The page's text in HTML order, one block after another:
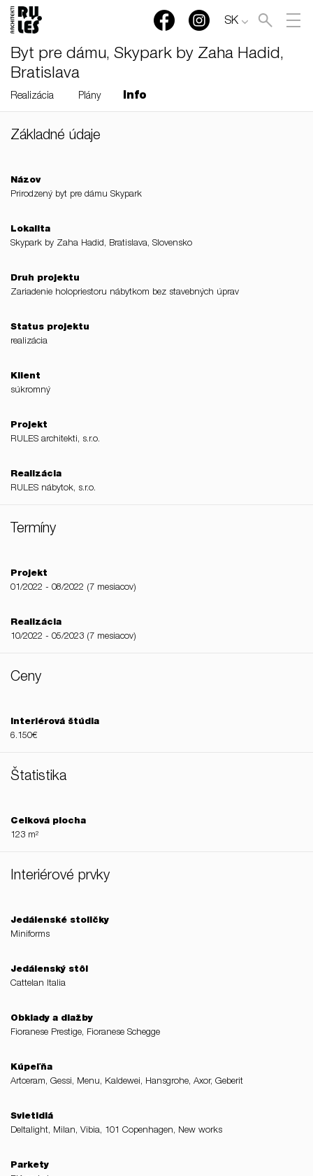
SK
Byt pre dámu, Skypark by Zaha Hadid,
Bratislava
Realizácia Plány Info
Základné údaje
Názov
Prirodzený byt pre dámu Skypark
Lokalita
Skypark by Zaha Hadid, Bratislava, Slovensko
Druh projektu
Zariadenie holopriestoru nábytkom bez stavebných úprav
Status projektu
realizácia
Klient
súkromný
Projekt
RULES architekti, s.r.o.
Realizácia
RULES nábytok, s.r.o.
Termíny
Projekt
01/2022 - 08/2022 (7 mesiacov)
Realizácia
10/2022 - 05/2023 (7 mesiacov)
Ceny
Interiérová štúdia
6.150€
Štatistika
Celková plocha
123 m²
Interiérové prvky
Jedálenské stoličky
Miniforms
Jedálenský stôl
Cattelan Italia
Obklady a dlažby
Fioranese Prestige, Fioranese Schegge
Kúpeľňa
Artceram, Gessi, Menu, Kaldewei, Hansgrohe, Axor, Geberit
Svietidlá
Deltalight, Milan, Vibia, 101 Copenhagen, New works
Parkety
RULES, s.r.o., Klincová